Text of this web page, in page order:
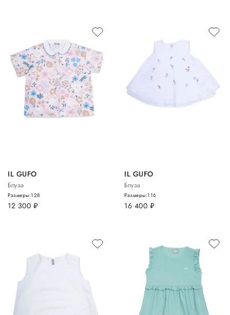
IL GUFO
Блуза
12 300 руб.
Размеры:128
IL GUFO
Блуза
16 400 руб.
Размеры:116